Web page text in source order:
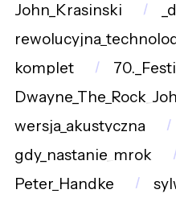
John_Krasinski
komplet
wersja_akustyczna
gdy_nastanie_mrok
Peter_Handke